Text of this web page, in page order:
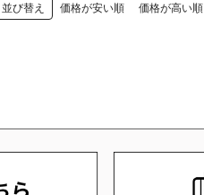
並び替え 価格が安い順 価格が高い順